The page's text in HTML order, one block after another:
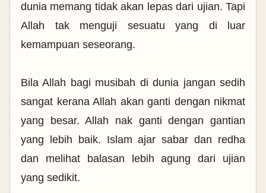
dunia memang tidak akan lepas dari ujian. Tapi
Allah tak menguji sesuatu yang di luar
kemampuan seseorang.
Bila Allah bagi musibah di dunia jangan sedih
sangat kerana Allah akan ganti dengan nikmat
yang besar. Allah nak ganti dengan gantian
yang lebih baik. Islam ajar sabar dan redha
dan melihat balasan lebih agung dari ujian
yang sedikit.